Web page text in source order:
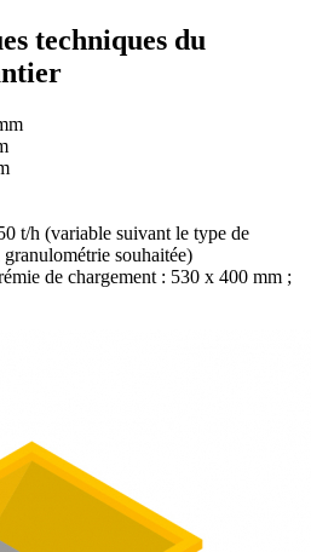
techniques du
t/h (variable suivant le type de
souhaitée)
de chargement : 530 x 400 mm ;